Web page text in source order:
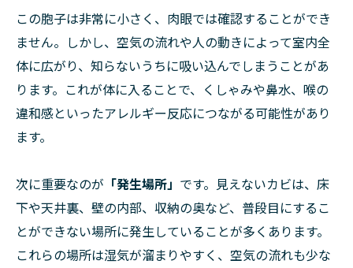
この胞子は非常に小さく、肉眼では確認することができ
ません。しかし、空気の流れや人の動きによって室内全
体に広がり、知らないうちに吸い込んでしまうことがあ
ります。これが体に入ることで、くしゃみや鼻水、喉の
違和感といったアレルギー反応につながる可能性があり
ます。
次に重要なのが 「発生場所」 です。見えないカビは、床
下や天井裏、壁の内部、収納の奥など、普段目にするこ
とができない場所に発生していることが多くあります。
これらの場所は湿気が溜まりやすく、空気の流れも少な